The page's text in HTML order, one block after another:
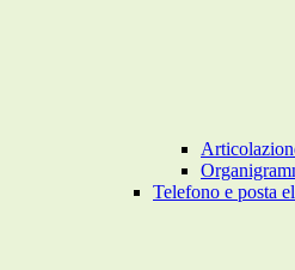
Telefono e posta